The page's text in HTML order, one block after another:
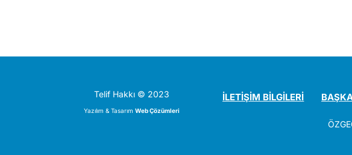
Telif Hakkı © 2023
Yazılım & Tasarım Web Çözümleri
İLETİŞİM BİLGİLERİ